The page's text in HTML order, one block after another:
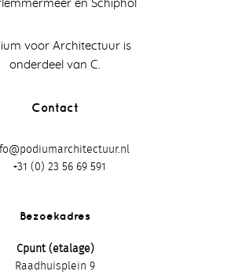
en Schiphol
voor Architectuur is
onderdeel van C.
Contact
+31 (0) 23 56 69 591
Bezoekadres
Cpunt (etalage)
Raadhuisplein 9